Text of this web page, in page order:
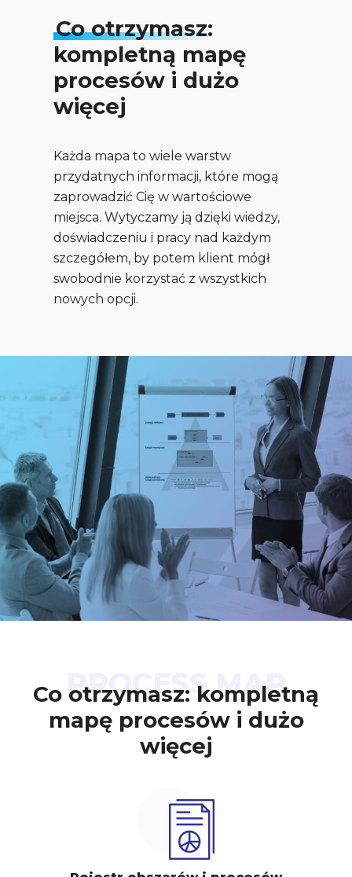
Co otrzymasz:
kompletną mapę
procesów i dużo
więcej
Każda mapa to wiele warstw
przydatnych informacji, które mogą
zaprowadzić Cię w wartościowe
miejsca. Wytyczamy ją dzięki wiedzy,
doświadczeniu i pracy nad każdym
szczegółem, by potem klient mógł
swobodnie korzystać z wszystkich
nowych opcji.
PROCESS MAP
Co otrzymasz: kompletną
mapę procesów i dużo
więcej